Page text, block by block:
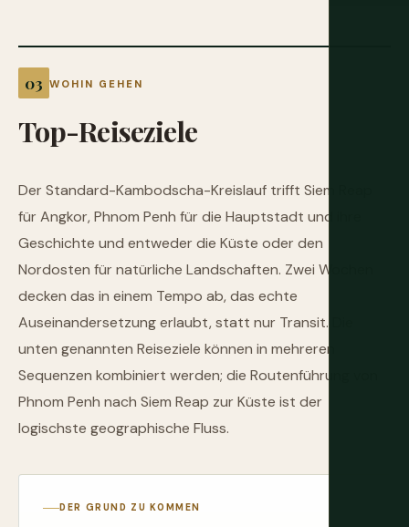
WOHIN GEHEN
Top-Reiseziele
Der Standard-Kambodscha-Kreislauf trifft Siem Reap
für Angkor, Phnom Penh für die Hauptstadt und ihre
Geschichte und entweder die Küste oder den
Nordosten für natürliche Landschaften. Zwei Wochen
decken das in einem Tempo ab, das echte
Auseinandersetzung erlaubt, statt nur Transit. Die
unten genannten Reiseziele können in mehreren
Sequenzen kombiniert werden; die Routenführung von
Phnom Penh nach Siem Reap zur Küste ist der
logischste geographische Fluss.
DER GRUND ZU KOMMEN